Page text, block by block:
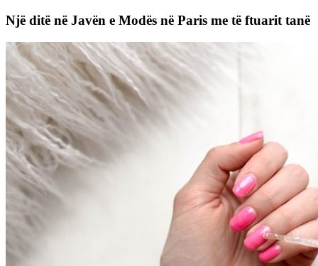
Një ditë në Javën e Modës në Paris me të ftuarit tanë